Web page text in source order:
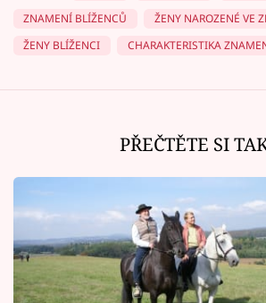
ZNAMENÍ BLÍŽENCŮ
ŽENY NAROZENÉ VE
ŽENY BLÍŽENCI
CHARAKTERISTIKA
PŘEČTĚTE SI